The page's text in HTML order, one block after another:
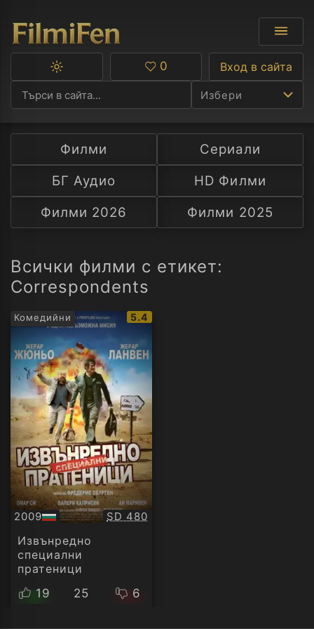
Избери
Ф
С
А
Превключване
тъмна
тема
Любими
0 Вход в сайта
Филми
Сериали
БГ Аудио
HD Филми
Филми 2026
Филми 2025
Всички филми с етикет:
Correspondents
Комедийни
IMDb
5.4
2009
БГ
аудио
Качество:
SD 480
Извънредно
специални
пратеници
19
25 6